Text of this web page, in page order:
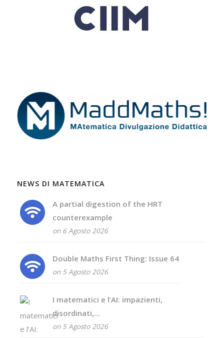
NEWS DI MATEMATICA
A partial digestion of the HRT
counterexample
on 6 Agosto 2026
Double Maths First Thing: Issue 64
on 5 Agosto 2026
I matematici e l’AI: impazienti,
disordinati,...
on 5 Agosto 2026